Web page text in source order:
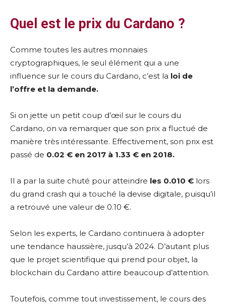
Quel est le prix du Cardano ?
Comme toutes les autres monnaies
cryptographiques, le seul élément qui a une
influence sur le cours du Cardano, c’est la loi de
l’offre et la demande.
Si on jette un petit coup d’œil sur le cours du
Cardano, on va remarquer que son prix a fluctué de
manière très intéressante. Effectivement, son prix est
passé de 0.02 € en 2017 à 1.33 € en 2018.
Il a par la suite chuté pour atteindre les 0.010 € lors
du grand crash qui a touché la devise digitale, puisqu’il
a retrouvé une valeur de 0.10 €.
Selon les experts, le Cardano continuera à adopter
une tendance haussière, jusqu’à 2024. D’autant plus
que le projet scientifique qui prend pour objet, la
blockchain du Cardano attire beaucoup d’attention.
Toutefois, comme tout investissement, le cours des